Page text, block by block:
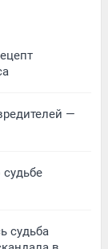
—
судьбе
судьба